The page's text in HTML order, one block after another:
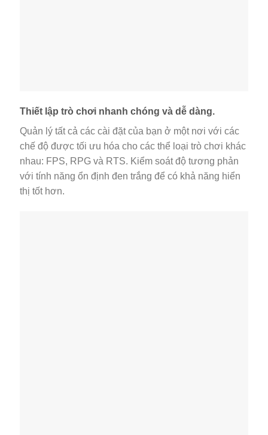
Thiết lập trò chơi nhanh chóng và dễ dàng.
Quản lý tất cả các cài đặt của bạn ở một nơi với các
chế độ được tối ưu hóa cho các thể loại trò chơi khác
nhau: FPS, RPG và RTS. Kiểm soát độ tương phản
với tính năng ổn định đen trắng để có khả năng hiển
thị tốt hơn.